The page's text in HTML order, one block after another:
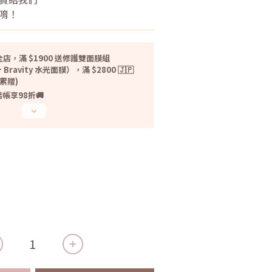
！
，滿 $1900 送修護雙面膜組
Bravity 水光面膜），滿 $2800 🇯🇵
贈)
帳享98折🚚